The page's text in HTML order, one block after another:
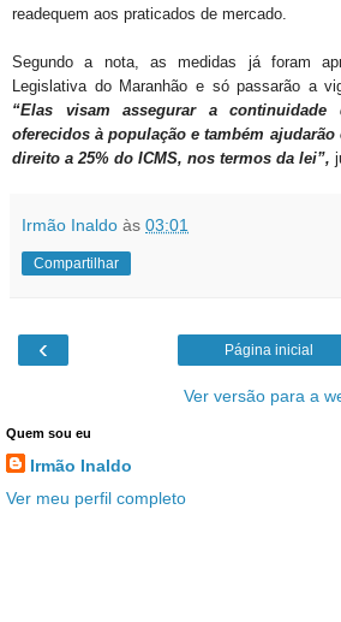
readequem aos praticados de mercado.
Segundo a nota, as medidas já foram
Legislativa do Maranhão e só passarão a
“Elas visam assegurar a continuidade
oferecidos à população e também
direito a 25% do ICMS, nos termos da lei”,
Irmão Inaldo às 03:01
Compartilhar
‹ Página inicial
Ver versão para a
Quem sou eu
Irmão Inaldo
Ver meu perfil completo